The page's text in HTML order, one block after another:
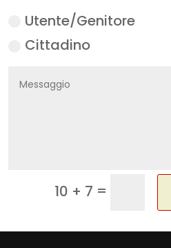
Utente/Genitore
Cittadino
10 + 7 =